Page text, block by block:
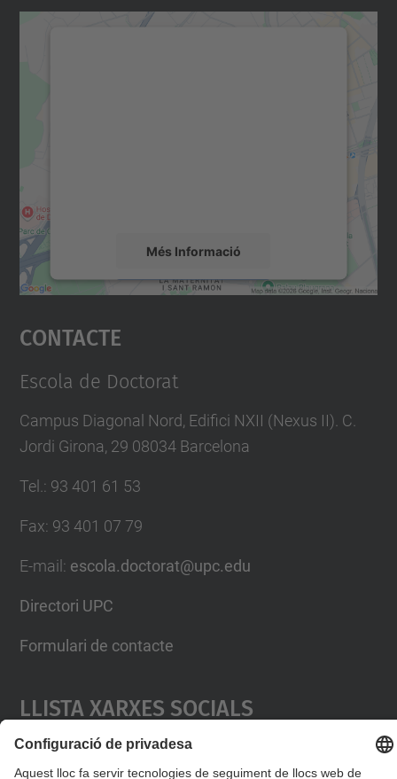
Més Informació
Accepta
powered by
Contacte
Escola de Doctorat
Campus Diagonal Nord, Edifici NXII (Nexus II). C.
Jordi Girona, 29 08034 Barcelona
Tel.: 93 401 61 53
Fax: 93 401 07 79
E-mail : escola.doctorat@upc.edu
Directori UPC
Formulari de contacte
Llista Xarxes Socials